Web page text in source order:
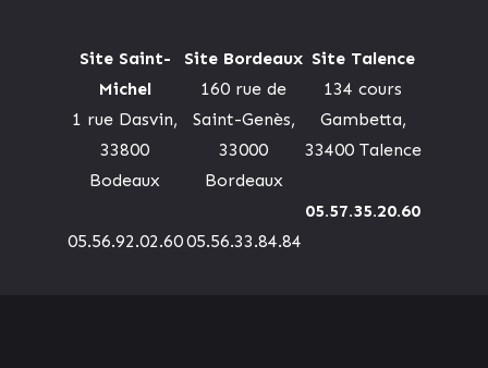
Site Saint-
Michel
1 rue Dasvin,
33800
Bodeaux
05.56.92.02.60
Site Bordeaux
160 rue de
Saint-Genès,
33000
Bordeaux
05.56.33.84.84
Site Talence
134 cours
Gambetta,
33400 Talence
05.57.35.20.60